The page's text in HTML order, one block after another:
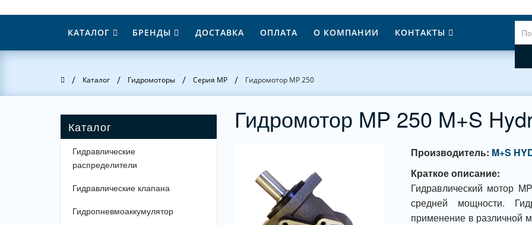
КАТАЛОГ БРЕНДЫ ДОСТАВКА ОПЛАТА О КОМПАНИИ КОНТАКТЫ
Главная
/ Каталог / Гидромоторы / Серия MP / Гидромотор MP 250
Гидравлические
распределители
Гидравлические клапана
Гидропневмоаккумулятор
Гидромотор MP 250 M+S
Производитель: M+S
Краткое описание:
Гидравлический мотор
средней мощности.
применение в различной